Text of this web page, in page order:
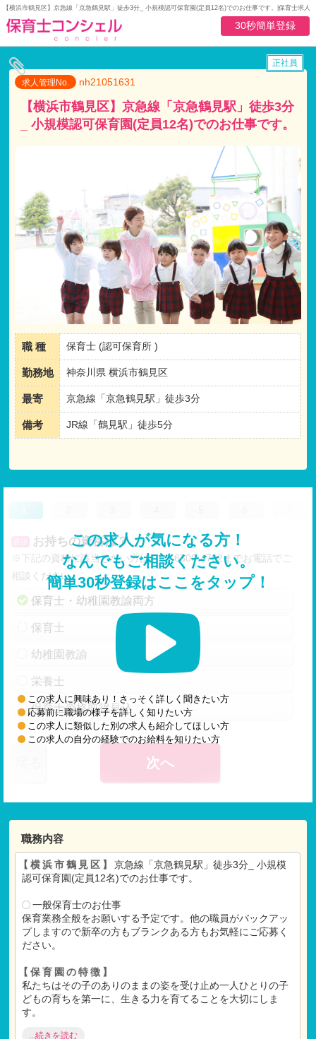
【横浜市鶴見区】京急線「京急鶴見駅」徒歩3分_ 小規模認可保育園(定員12名)でのお仕事です。|保育士求人
30秒簡単登録
求人管理No. nh21051631
【横浜市鶴見区】京急線「京急鶴見駅」徒歩3分
_ 小規模認可保育園(定員12名)でのお仕事です。
正社員
職 種 保育士 (認可保育所 )
勤務地 神奈川県 横浜市鶴見区
最寄 京急線「京急鶴見駅」徒歩3分
備考 JR線「鶴見駅」徒歩5分
この求人が気になる方！
なんでもご相談ください。
簡単30秒登録はここをタップ！
この求人に興味あり！さっそく詳しく聞きたい方
応募前に職場の様子を詳しく知りたい方
この求人に類似した別の求人も紹介してほしい方
この求人の自分の経験でのお給料を知りたい方
必須 お持ちの資格は？
※下記の資格に該当しない方は、03-6300-4702までお電話でご
相談ください。
保育士・幼稚園教諭両方
保育士
幼稚園教諭
栄養士
保育士資格取得見込
次へ
職務内容
【横浜市鶴見区】 京急線「京急鶴見駅」徒歩3分_ 小規模
認可保育園(定員12名)でのお仕事です。
一般保育士のお仕事
保育業務全般をお願いする予定です。他の職員がバックアッ
プしますので新卒の方もブランクある方もお気軽にご応募く
ださい。
【保育園の特徴】
私たちはその子のありのままの姿を受け止め一人ひとりの子
どもの育ちを第一に、生きる力を育てることを大切にしま
す。
...続きを読む